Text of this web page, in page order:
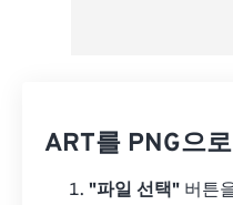
ART를 PNG으
"파일 선택" 버튼